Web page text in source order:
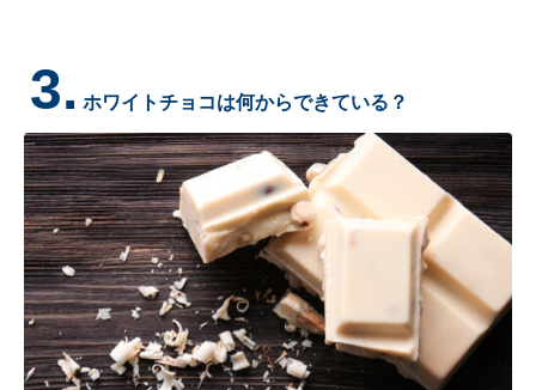
3. ホワイトチョコは何からできている？